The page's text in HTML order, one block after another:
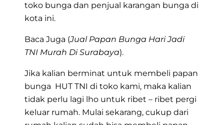
toko bunga dan penjual karangan bunga di
kota ini.
Baca Juga (Jual Papan Bunga Hari Jadi
TNI Murah Di Surabaya).
Jika kalian berminat untuk membeli papan
bunga HUT TNI di toko kami, maka kalian
tidak perlu lagi lho untuk ribet – ribet pergi
keluar rumah. Mulai sekarang, cukup dari